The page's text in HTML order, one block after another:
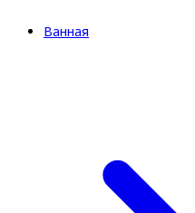
Ванная